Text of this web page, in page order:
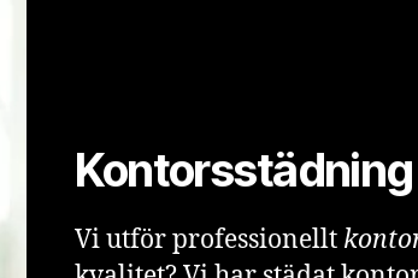
Vi utför professionellt